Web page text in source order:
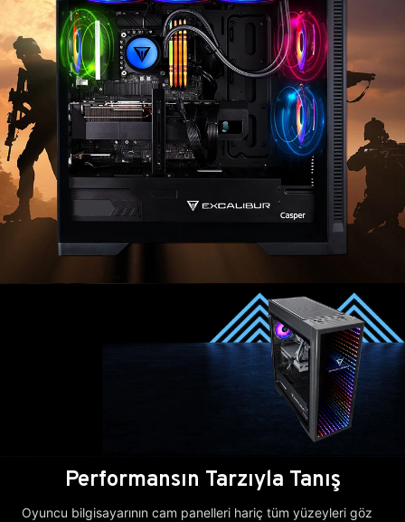
Performansın Tarzıyla Tanış
Oyuncu bilgisayarının cam panelleri hariç tüm yüzeyleri göz